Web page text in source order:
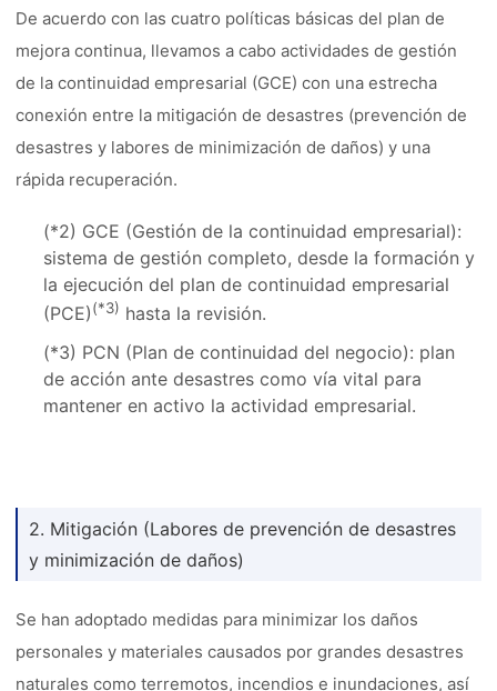
De acuerdo con las cuatro políticas básicas del plan de
mejora continua, llevamos a cabo actividades de gestión
de la continuidad empresarial (GCE) con una estrecha
conexión entre la mitigación de desastres (prevención de
desastres y labores de minimización de daños) y una
rápida recuperación.
(*2) GCE (Gestión de la continuidad empresarial):
sistema de gestión completo, desde la formación y
la ejecución del plan de continuidad empresarial
(PCE)(*3) hasta la revisión.
(*3) PCN (Plan de continuidad del negocio): plan
de acción ante desastres como vía vital para
mantener en activo la actividad empresarial.
2. Mitigación (Labores de prevención de desastres
y minimización de daños)
Se han adoptado medidas para minimizar los daños
personales y materiales causados por grandes desastres
naturales como terremotos, incendios e inundaciones, así